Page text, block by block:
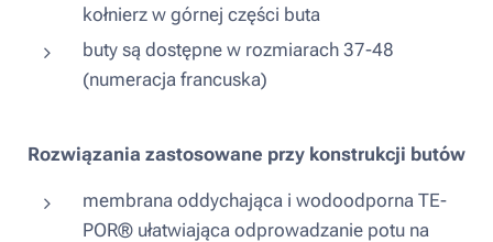
kołnierz w górnej części buta
buty są dostępne w rozmiarach 37-48
(numeracja francuska)
Rozwiązania zastosowane przy konstrukcji butów
membrana oddychająca i wodoodporna TE-
POR® ułatwiająca odprowadzanie potu na